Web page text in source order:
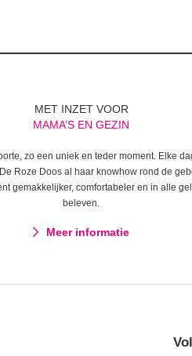
MET INZET VOOR
MAMA’S EN GEZIN
zo een uniek en teder moment. Elke
Roze Doos al haar knowhow rond de
gemakkelijker, comfortabeler en in alle
beleven.
Meer informatie